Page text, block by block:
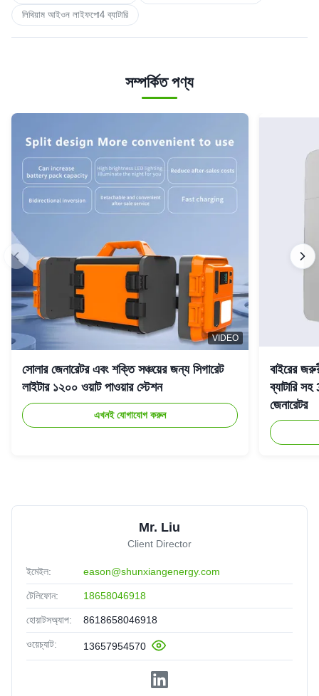
লিথিয়াম আইওন লাইফপো4 ব্যাটারি
সম্পর্কিত পণ্য
VIDEO
সোলার জেনারেটর এবং শক্তি সঞ্চয়ের জন্য সিগারেট
লাইটার ১২০০ ওয়াট পাওয়ার স্টেশন
এখনই যোগাযোগ করুন
বাইরের
ব্যাটারি
জেনারেটর
Mr. Liu
Client Director
ইমেইল: eason@shunxiangenergy.com
টেলিফোন: 18658046918
হোয়াটসঅ্যাপ: 8618658046918
ওয়েচ্যাট: 13657954570